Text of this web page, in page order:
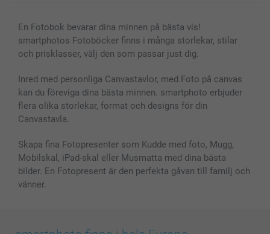
En Fotobok bevarar dina minnen på bästa vis!
smartphotos Fotoböcker finns i många storlekar, stilar
och prisklasser, välj den som passar just dig.
Inred med personliga Canvastavlor, med Foto på canvas
kan du föreviga dina bästa minnen. smartphoto erbjuder
flera olika storlekar, format och designs för din
Canvastavla.
Skapa fina Fotopresenter som Kudde med foto, Mugg,
Mobilskal, iPad-skal eller Musmatta med dina bästa
bilder. En Fotopresent är den perfekta gåvan till familj och
vänner.